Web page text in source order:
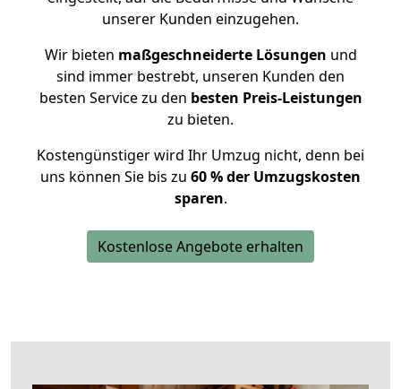
unserer Kunden einzugehen.
Wir bieten maßgeschneiderte Lösungen und
sind immer bestrebt, unseren Kunden den
besten Service zu den besten Preis-Leistungen
zu bieten.
Kostengünstiger wird Ihr Umzug nicht, denn bei
uns können Sie bis zu 60 % der Umzugskosten
sparen.
Kostenlose Angebote erhalten